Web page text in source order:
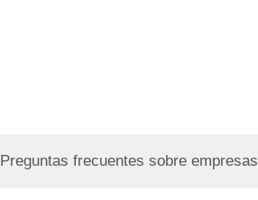
Preguntas frecuentes sobre empresas